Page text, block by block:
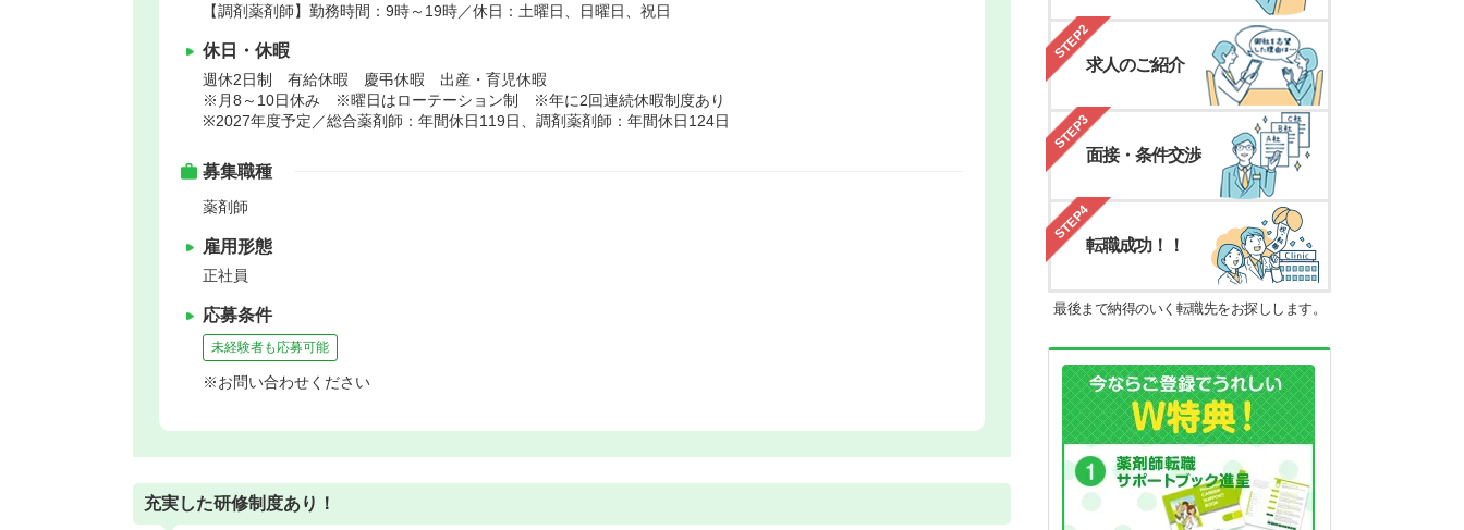
【調剤薬剤師】勤務時間：9時～19時／休日：土曜日、日曜日、祝日
休日・休暇
週休2日制 有給休暇 慶弔休暇 出産・育児休暇
※月8～10日休み ※曜日はローテーション制 ※年に2回連続休暇制度あり
※2027年度予定／総合薬剤師：年間休日119日、調剤薬剤師：年間休日124日
募集職種
薬剤師
雇用形態
正社員
応募条件
未経験者も応募可能
※お問い合わせください
充実した研修制度あり！
STEP2
求人のご紹介
STEP3
面接・条件交渉
STEP4
転職成功！！
最後まで納得のいく転職先をお探しします。